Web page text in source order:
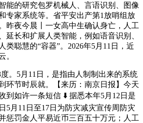
能的研究包罗机械人、言语识别、图像
专家系统等。省平安出产第1放哨组放
昨夜今晨丨一女高中生确认身亡，人工
延长和扩展人类智能，例如语音识别、
类聪慧的“容器”。2026年5月11日，近
。
5月11日，是指由人制制出来的系统
环节时辰就。【来历：南京日报】今天
到如许一条短信 ⬇️ 据悉本年5月12日是
5月11日至17日为防灾减灾宣传周防灾
惩罚金人平易近币三百五十万元；人工